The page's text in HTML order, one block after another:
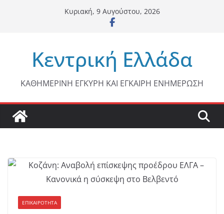
Κυριακή, 9 Αυγούστου, 2026
Κεντρική Ελλάδα
ΚΑΘΗΜΕΡΙΝΗ ΕΓΚΥΡΗ ΚΑΙ ΕΓΚΑΙΡΗ ΕΝΗΜΕΡΩΣΗ
ΕΠΙΚΑΙΡΟΤΗΤΑ